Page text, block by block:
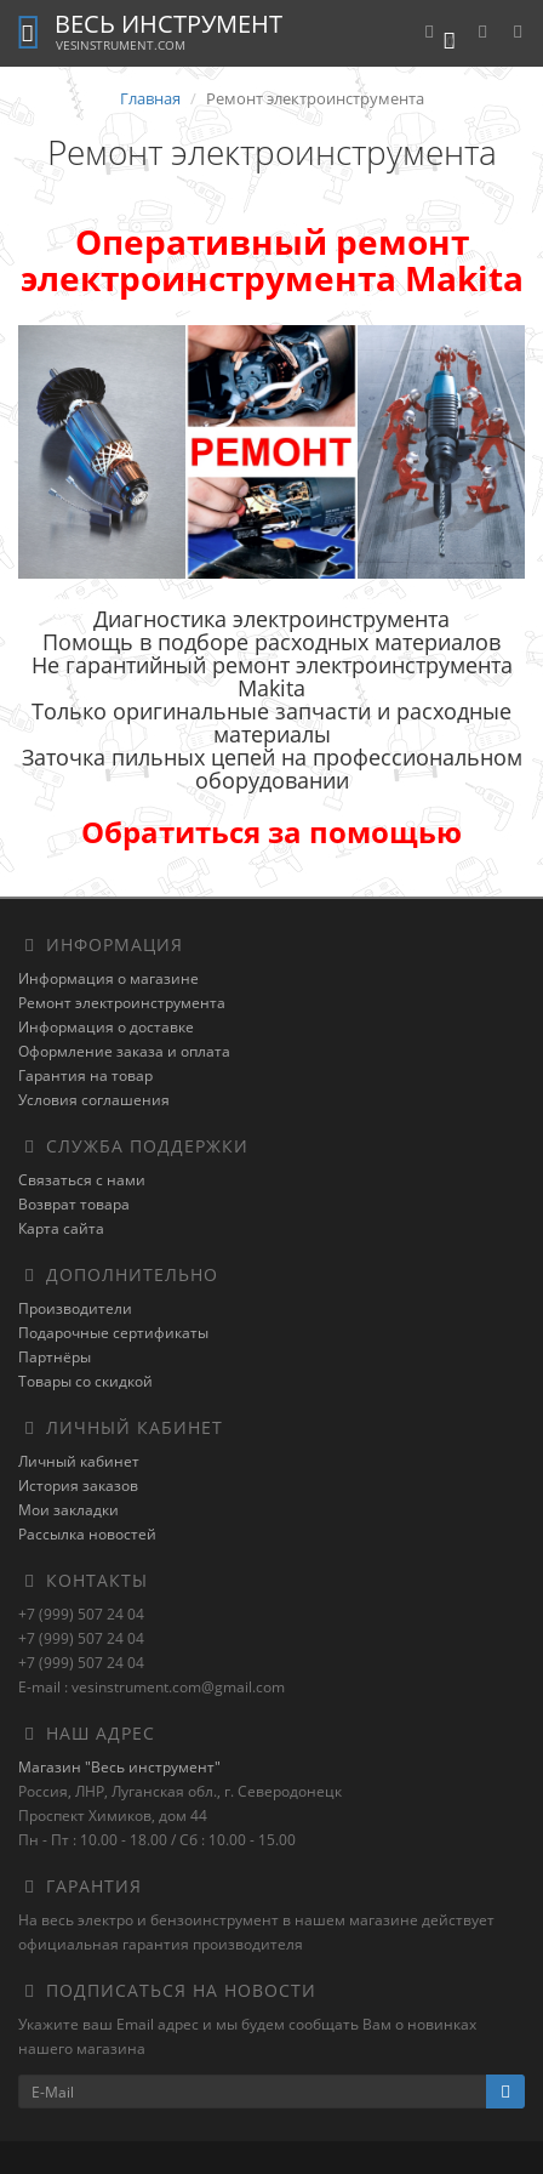
0
ВЕСЬ ИНСТРУМЕНТ
VESINSTRUMENT.COM
Главная Ремонт электроинструмента
Ремонт электроинструмента
Оперативный ремонт
электроинструмента Makita
Диагностика электроинструмента
Помощь в подборе расходных материалов
Не гарантийный ремонт электроинструмента
Makita
Только оригинальные запчасти и расходные
материалы
Заточка пильных цепей на профессиональном
оборудовании
Обратиться за помощью
ИНФОРМАЦИЯ
Информация о магазине
Ремонт электроинструмента
Информация о доставке
Оформление заказа и оплата
Гарантия на товар
Условия соглашения
СЛУЖБА ПОДДЕРЖКИ
Связаться с нами
Возврат товара
Карта сайта
ДОПОЛНИТЕЛЬНО
Производители
Подарочные сертификаты
Партнёры
Товары со скидкой
ЛИЧНЫЙ КАБИНЕТ
Личный кабинет
История заказов
Мои закладки
Рассылка новостей
КОНТАКТЫ
+7 (999) 507 24 04
+7 (999) 507 24 04
+7 (999) 507 24 04
E-mail : vesinstrument.com@gmail.com
НАШ АДРЕС
Магазин "Весь инструмент"
Россия, ЛНР, Луганская обл., г. Северодонецк
Проспект Химиков, дом 44
Пн - Пт : 10.00 - 18.00 / Сб : 10.00 - 15.00
ГАРАНТИЯ
На весь электро и бензоинструмент в нашем магазине действует
официальная гарантия производителя
ПОДПИСАТЬСЯ НА НОВОСТИ
Укажите ваш Email адрес и мы будем сообщать Вам о новинках
нашего магазина